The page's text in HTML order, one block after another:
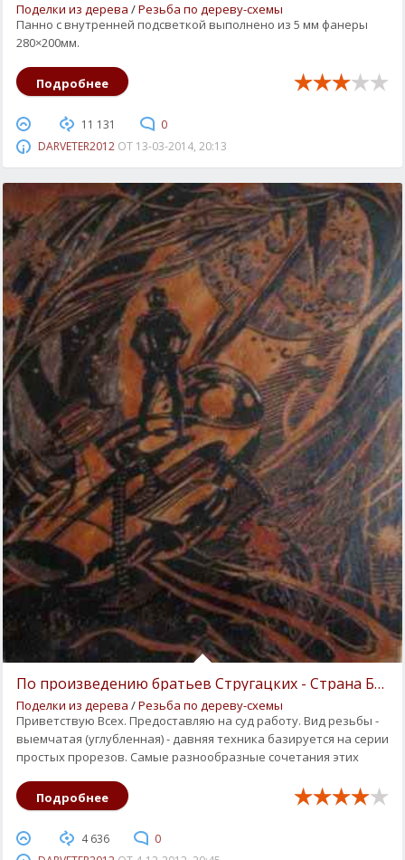
Поделки из дерева /Резьба по дереву-схемы
Панно с внутренней подсветкой выполнено из 5 мм фанеры
280×200мм.
Подробнее
11 131
0
DARVETER2012ОТ 13-03-2014, 20:13
По произведению братьев Стругацких - Страна
Поделки из дерева /Резьба по дереву-схемы
Приветствую Всех. Предоставляю на суд работу. Вид резьбы -
выемчатая (углубленная) - давняя техника базируется на серии
простых прорезов. Самые разнообразные сочетания этих
Подробнее
4 636
0